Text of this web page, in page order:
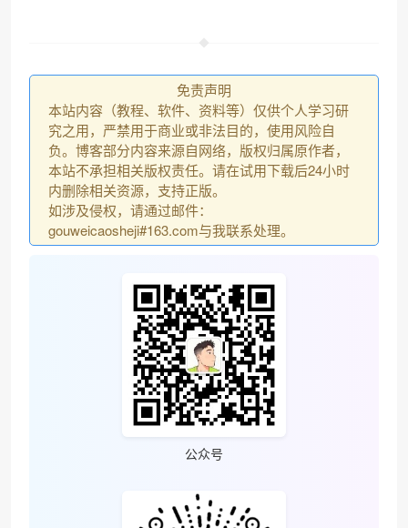
免责声明
本站内容（教程、软件、资料等）仅供个人学习研
究之用，严禁用于商业或非法目的，使用风险自
负。博客部分内容来源自网络，版权归属原作者，
本站不承担相关版权责任。请在试用下载后24小时
内删除相关资源，支持正版。
如涉及侵权，请通过邮件：
gouweicaosheji#163.com与我联系处理。
公众号